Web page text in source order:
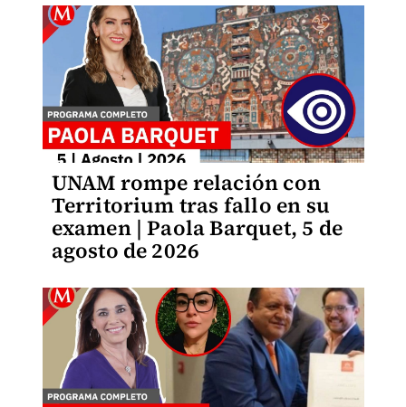
UNAM rompe relación con
Territorium tras fallo en su
examen | Paola Barquet, 5 de
agosto de 2026